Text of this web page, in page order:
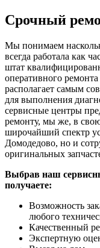
Срочный
Мы понимаем
всегда работала как
штат
оперативного
располагает самым
для выполнения
сервисные центры
ремонту, мы же, в
широчайший спектр
Домодедово, но и
оригинальных
Выбрав наш
получаете:
Возможность
любого
Качественный
Экспертную